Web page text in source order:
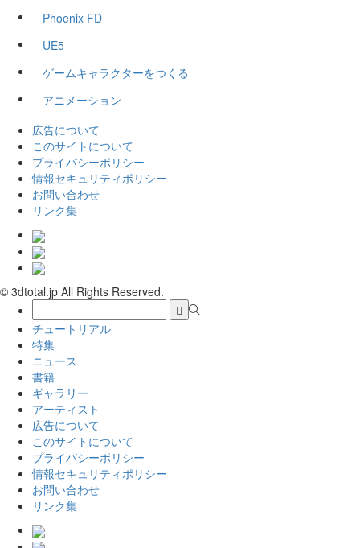
Phoenix FD
UE5
ゲームキャラクターをつくる
アニメーション
広告について
このサイトについて
プライバシーポリシー
情報セキュリティポリシー
お問い合わせ
リンク集
© 3dtotal.jp All Rights Reserved.
チュートリアル
特集
ニュース
書籍
ギャラリー
アーティスト
広告について
このサイトについて
プライバシーポリシー
情報セキュリティポリシー
お問い合わせ
リンク集